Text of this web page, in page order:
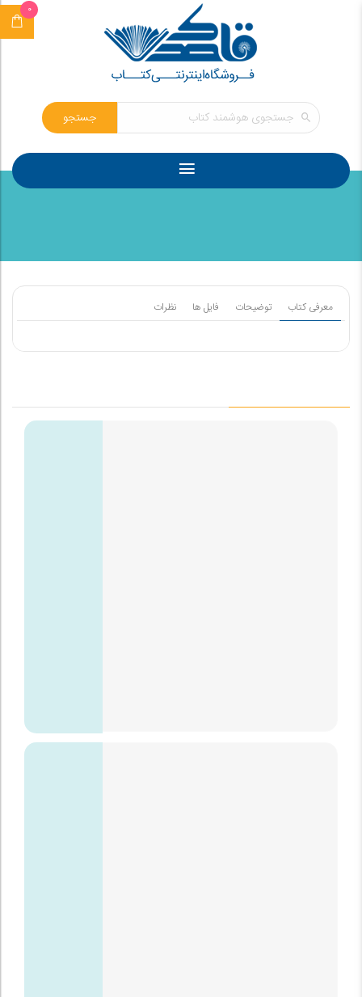
0
جستجو
معرفی کتاب توضیحات فایل ها نظرات